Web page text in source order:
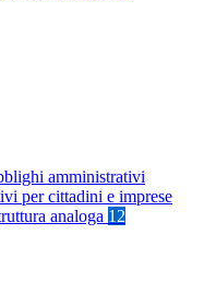
amministrativi
per cittadini e imprese
analoga 12